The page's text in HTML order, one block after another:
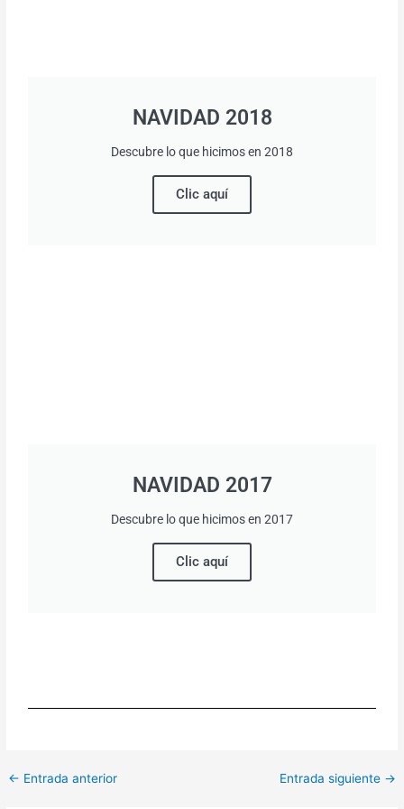
NAVIDAD 2018
Descubre lo que hicimos en 2018
Clic aquí
NAVIDAD 2017
Descubre lo que hicimos en 2017
Clic aquí
← Entrada anterior Entrada siguiente →